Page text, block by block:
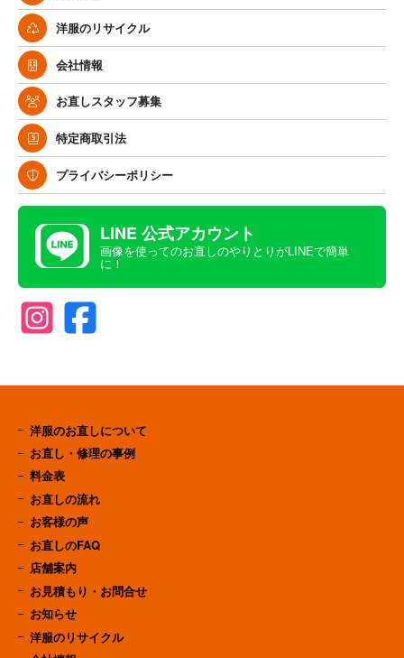
洋服のリサイクル
会社情報
お直しスタッフ募集
特定商取引法
プライバシーポリシー
LINE 公式アカウント
画像を使ってのお直しのやりとりがLINEで簡単
に！
洋服のお直しについて
お直し・修理の事例
料金表
お直しの流れ
お客様の声
お直しのFAQ
店舗案内
お見積もり・お問合せ
お知らせ
洋服のリサイクル